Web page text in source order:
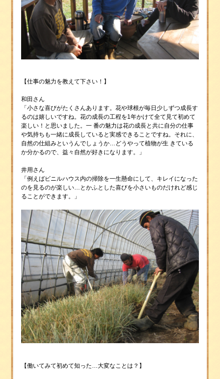
【仕事の魅力を教えて下さい！】
和田さん
「小さな喜びがたくさんあります。花や球根が毎日少しずつ成長す
るのは嬉しいですね。花の成長の工程を1年かけて全て見て初めて
楽しい！と思いました。一 番の魅力は花の成長と共に自分の仕事
や気持ちも一緒に成長していると実感できることですね。それに、
自然の仕組みというんでしょうか…どうやって植物が生 きている
か分かるので、益々自然が好きになります。」
井用さん
「例えばビニルハウス内の掃除を一生懸命にして、キレイになった
のを見るのが楽しい…とかふとした喜びを小さいものだけれど感じ
ることができます。」
【働いてみて初めて知った…大変なことは？】